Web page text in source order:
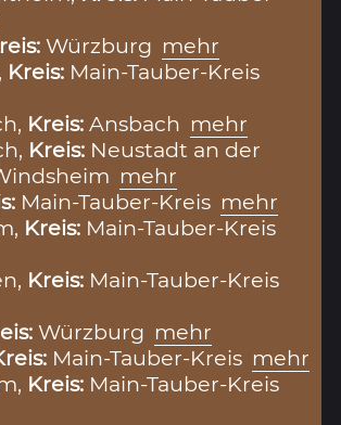
Würzburg mehr
Kreis: Main-Tauber-Kreis
Kreis:Ansbach mehr
Kreis: Neustadt an der
mehr
Main-Tauber-Kreis mehr
Kreis: Main-Tauber-Kreis
Kreis: Main-Tauber-Kreis
Würzburg mehr
Main-Tauber-Kreis mehr
Kreis: Main-Tauber-Kreis